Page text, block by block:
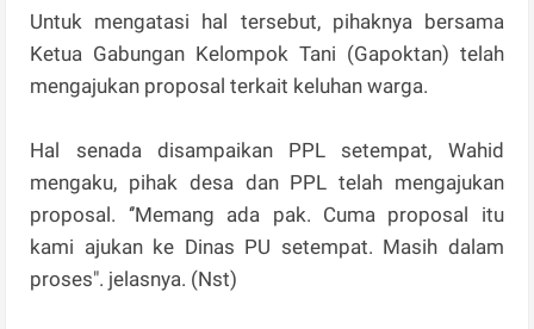
Untuk mengatasi hal tersebut, pihaknya bersama
Ketua Gabungan Kelompok Tani (Gapoktan) telah
mengajukan proposal terkait keluhan warga.
Hal senada disampaikan PPL setempat, Wahid
mengaku, pihak desa dan PPL telah mengajukan
proposal. ‘’Memang ada pak. Cuma proposal itu
kami ajukan ke Dinas PU setempat. Masih dalam
proses". jelasnya. (Nst)